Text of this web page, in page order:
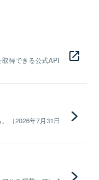
得できる公式API
（2026年7月31日